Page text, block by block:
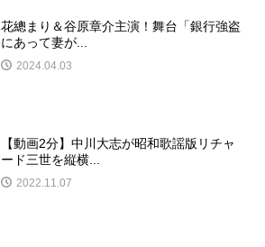
花總まり＆谷原章介主演！舞台「銀行強盗
にあって妻が...
2024.04.03
【動画2分】中川大志が昭和歌謡版リチャ
ード三世を縦横...
2022.11.07